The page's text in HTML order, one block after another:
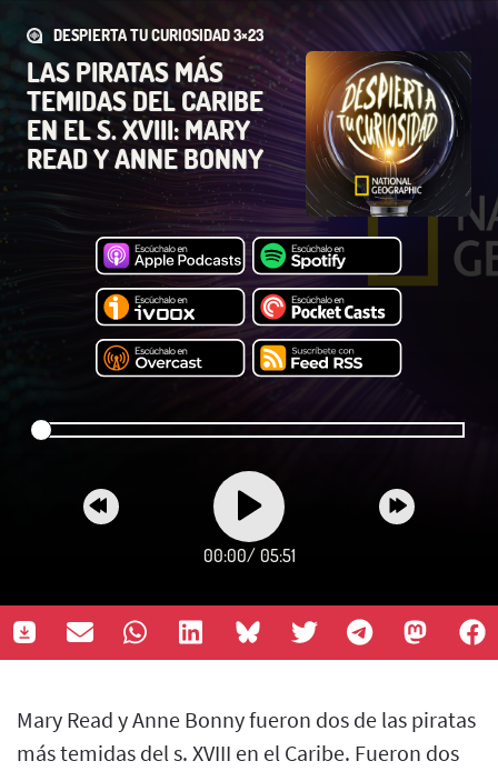
DESPIERTA TU CURIOSIDAD 3×23
LAS PIRATAS MÁS
TEMIDAS DEL CARIBE
EN EL S. XVIII: MARY
READ Y ANNE BONNY
00:00/ 05:51
Mary Read y Anne Bonny fueron dos de las piratas
más temidas del s. XVIII en el Caribe. Fueron dos